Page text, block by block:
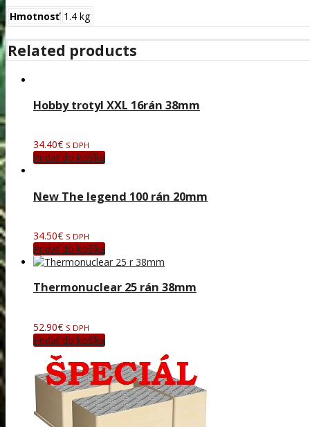
Hmotnosť 1.4 kg
Related products
Hobby trotyl XXL 16rán 38mm
34.40€ S DPH
Pridať do košíka
New The legend 100 rán 20mm
34.50€ S DPH
Pridať do košíka
Thermonuclear 25 rán 38mm
52.90€ S DPH
Pridať do košíka